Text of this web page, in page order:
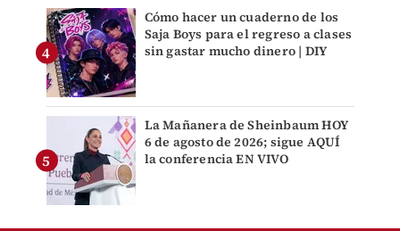
Cómo hacer un cuaderno de los
Saja Boys para el regreso a clases
sin gastar mucho dinero | DIY
La Mañanera de Sheinbaum HOY
6 de agosto de 2026; sigue AQUÍ
la conferencia EN VIVO